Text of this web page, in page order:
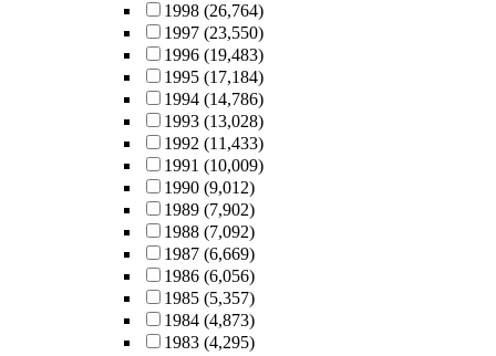
1998 (26,764)
1997 (23,550)
1996 (19,483)
1995 (17,184)
1994 (14,786)
1993 (13,028)
1992 (11,433)
1991 (10,009)
1990 (9,012)
1989 (7,902)
1988 (7,092)
1987 (6,669)
1986 (6,056)
1985 (5,357)
1984 (4,873)
1983 (4,295)